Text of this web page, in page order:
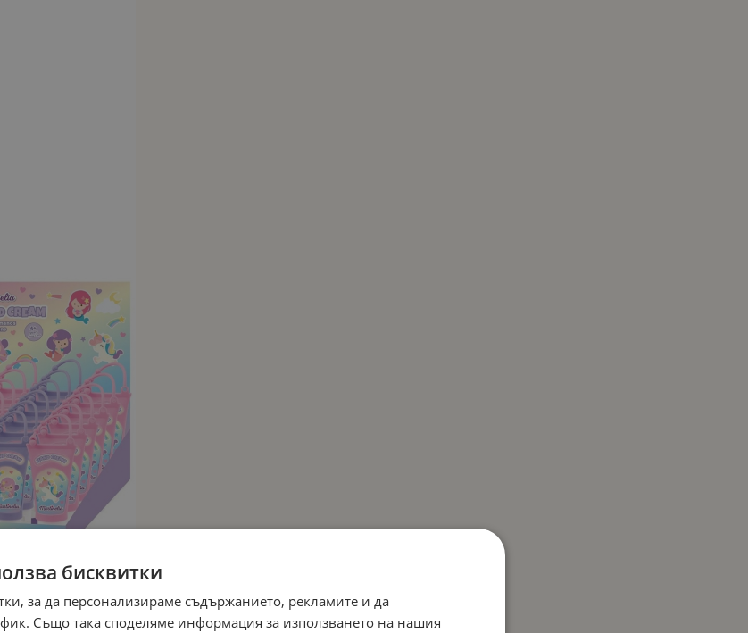
бисквитки
за да персонализираме съдържанието, рекламите и да
Също така споделяме информация за използването на нашия